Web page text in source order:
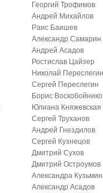
Георгий Трофимов
Андрей Михайлов
Раис Баишев
Александр Самарин
Андрей Асадов
Ростислав Цайзер
Николай
Сергей Переслегин
Борис
Юлиана Княжевская
Сергей Труханов
Андрей Гнездилов
Сергей Кузнецов
Дмитрий Сухов
Дмитрий Остроумов
Александра
Александр Асадов